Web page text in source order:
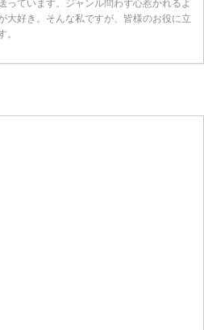
っています。ジャンル問わず心惹かれるよ
大好き。そんな私ですが、皆様のお役に立
。